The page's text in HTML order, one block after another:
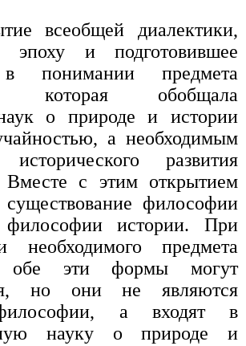
всеобщей диалектики,
эпоху и подготовившее
в понимании предмета
которая обобщала
о природе и истории
а необходимым
исторического развития
с этим открытием
существование философии
истории. При
необходимого предмета
обе эти формы могут
но они не являются
а входят в
науку о природе и